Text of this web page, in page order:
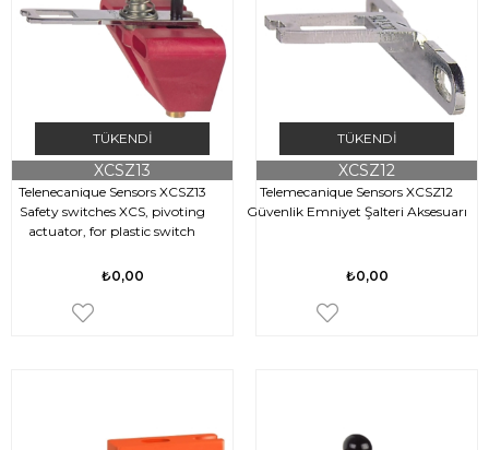
TÜKENDI
Telenecanique Sensors XCSZ13
Safety switches XCS, pivoting
actuator, for plastic switch
XCSZ13
₺0,00
TÜKENDI
Telemecanique Sensors XCSZ12
Güvenlik Emniyet Şalteri Aksesuarı
XCSZ12
₺0,00